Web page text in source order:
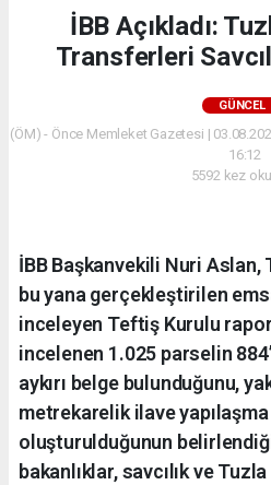
İBB Açıkladı:
Transferleri
GÜNCEL
(ÖM) - Önce Memleket Gazetesi |
16:12
5592 kez
İBB Başkanvekili Nuri Aslan,
bu yana gerçekleştirilen
inceleyen Teftiş Kurulu
incelenen 1.025 parselin
aykırı belge bulunduğunu,
metrekarelik ilave yapılaşma
oluşturulduğunun
bakanlıklar, savcılık ve